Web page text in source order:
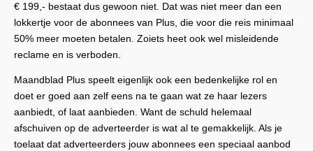
€ 199,- bestaat dus gewoon niet. Dat was niet meer dan een
lokkertje voor de abonnees van Plus, die voor die reis minimaal
50% meer moeten betalen. Zoiets heet ook wel misleidende
reclame en is verboden.
Maandblad Plus speelt eigenlijk ook een bedenkelijke rol en
doet er goed aan zelf eens na te gaan wat ze haar lezers
aanbiedt, of laat aanbieden. Want de schuld helemaal
afschuiven op de adverteerder is wat al te gemakkelijk. Als je
toelaat dat adverteerders jouw abonnees een speciaal aanbod